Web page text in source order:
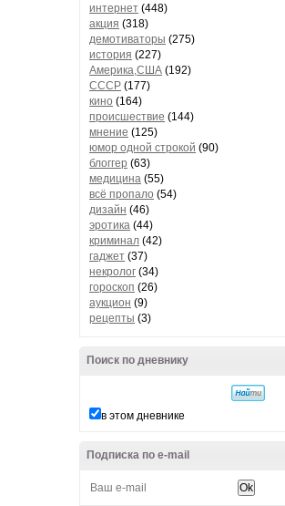
интернет (448)
акция (318)
демотиваторы (275)
история (227)
Америка,США (192)
СССР (177)
кино (164)
происшествие (144)
мнение (125)
юмор одной строкой (90)
блоггер (63)
медицина (55)
всё пропало (54)
дизайн (46)
эротика (44)
криминал (42)
гаджет (37)
некролог (34)
гороскоп (26)
аукцион (9)
рецепты (3)
Поиск по дневнику
в этом дневнике
Подписка по e-mail